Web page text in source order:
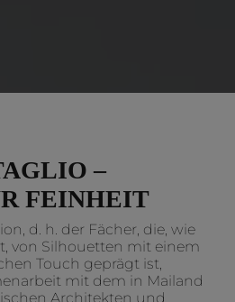
–
FEINHEIT
d. h. der Fächer, die, wie
von Silhouetten mit einem
Touch geprägt ist,
mit dem in Mailand
Architekten und